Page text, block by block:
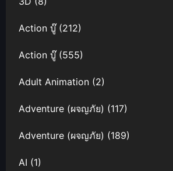
Action บู๊(212)
Action บู๊(555)
Adult Animation (2)
Adventure (ผจญภัย) (117)
Adventure (ผจญภัย) (189)
AI (1)